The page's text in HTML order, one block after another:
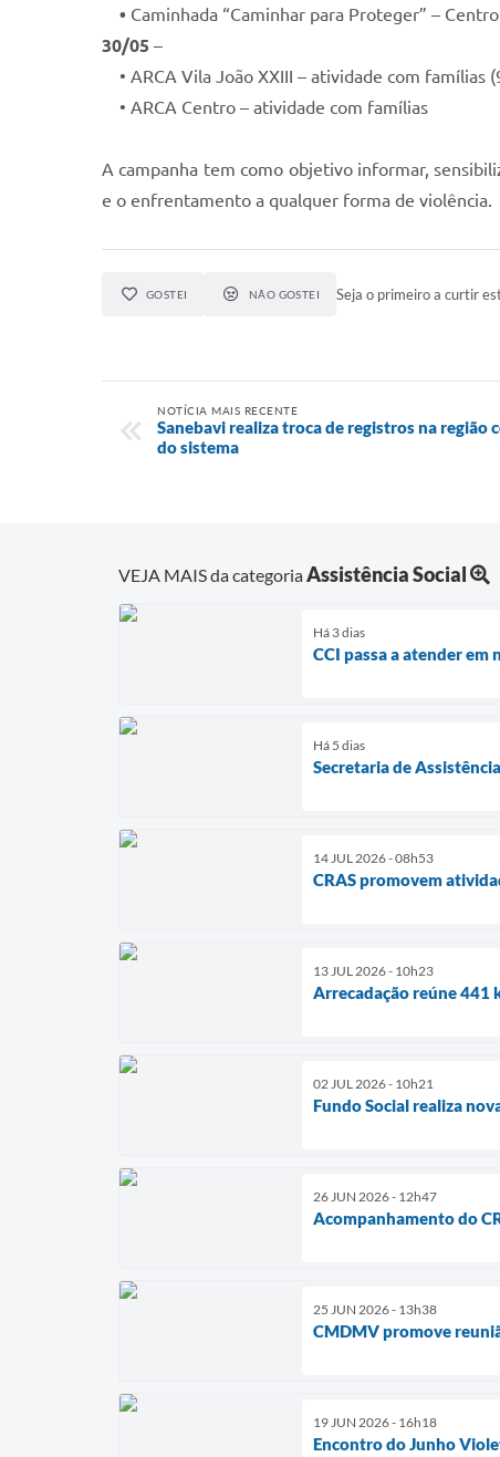
• Caminhada “Caminhar para Proteger” –
30/05 –
• ARCA Vila João XXIII – atividade com famílias
• ARCA Centro – atividade com famílias
A campanha tem como objetivo informar,
e o enfrentamento a qualquer forma de violência.
GOSTEI NÃO GOSTEI Seja o primeiro a curtir
NOTÍCIA MAIS RECENTE
Sanebavi realiza troca de registros na região
do sistema
VEJA MAIS da categoriaAssistência Social
Há 3 dias
CCI passa a atender
Há 5 dias
Secretaria de
14 JUL 2026 - 08h53
CRAS promovem
13 JUL 2026 - 10h23
Arrecadação reúne 441
02 JUL 2026 - 10h21
Fundo Social realiza
26 JUN 2026 - 12h47
Acompanhamento do
25 JUN 2026 - 13h38
CMDMV promove
19 JUN 2026 - 16h18
Encontro do Junho